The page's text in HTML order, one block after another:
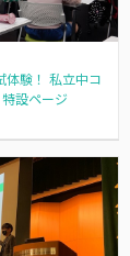
体験！ 私立中コ
設ページ